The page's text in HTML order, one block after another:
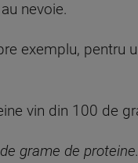
nevoie.
exemplu, pentru
vin din 100 de
grame de